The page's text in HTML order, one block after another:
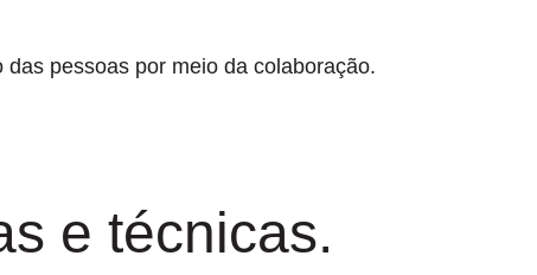
pessoas por meio da colaboração.
e técnicas.